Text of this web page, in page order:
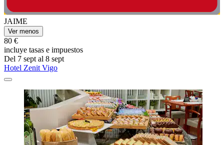
JAIME
Ver menos
80 €
incluye tasas e impuestos
Del 7 sept al 8 sept
Hotel Zenit Vigo